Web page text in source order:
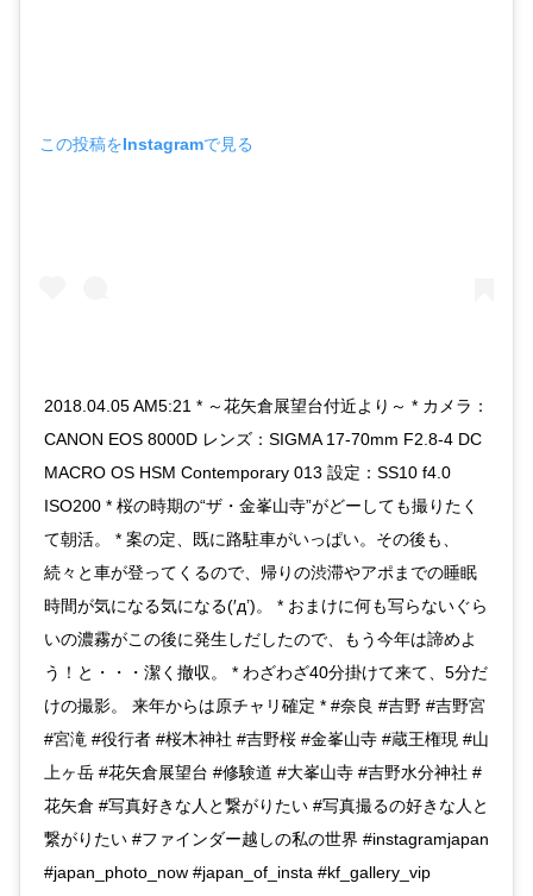
この投稿をInstagramで見る
2018.04.05 AM5:21 * ～花矢倉展望台付近より～ * カメラ：
CANON EOS 8000D レンズ：SIGMA 17-70mm F2.8-4 DC
MACRO OS HSM Contemporary 013 設定：SS10 f4.0
ISO200 * 桜の時期の“ザ・金峯山寺”がどーしても撮りたく
て朝活。 * 案の定、既に路駐車がいっぱい。その後も、
続々と車が登ってくるので、帰りの渋滞やアポまでの睡眠
時間が気になる気になる(′д’)。 * おまけに何も写らないぐら
いの濃霧がこの後に発生しだしたので、もう今年は諦めよ
う！と・・・潔く撤収。 * わざわざ40分掛けて来て、5分だ
けの撮影。 来年からは原チャリ確定 * #奈良 #吉野 #吉野宮
#宮滝 #役行者 #桜木神社 #吉野桜 #金峯山寺 #蔵王権現 #山
上ヶ岳 #花矢倉展望台 #修験道 #大峯山寺 #吉野水分神社 #
花矢倉 #写真好きな人と繋がりたい #写真撮るの好きな人と
繋がりたい #ファインダー越しの私の世界 #instagramjapan
#japan_photo_now #japan_of_insta #kf_gallery_vip